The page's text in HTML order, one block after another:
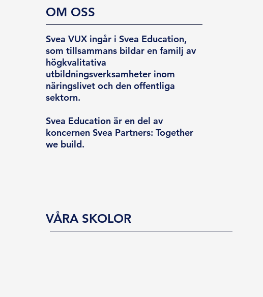
OM OSS
Svea VUX ingår i Svea Education,
som tillsammans bildar en familj av
högkvalitativa
utbildningsverksamheter inom
näringslivet och den offentliga
sektorn.
Svea Education är en del av
koncernen Svea Partners: Together
we build.
VÅRA SKOLOR